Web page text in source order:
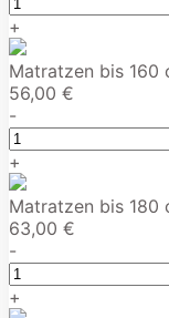
+
Matratzen bis 160
56,00 €
-
+
Matratzen bis 180
63,00 €
-
+